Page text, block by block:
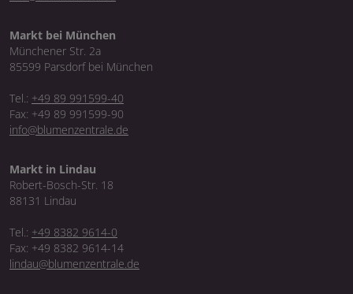
Markt bei München
Münchener Str. 2a
85599 Parsdorf bei München
Tel.: +49 89 991599-40
Fax: +49 89 991599-90
info@blumenzentrale.de
Markt in Lindau
Robert-Bosch-Str. 18
88131 Lindau
Tel.: +49 8382 9614-0
Fax: +49 8382 9614-14
lindau@blumenzentrale.de